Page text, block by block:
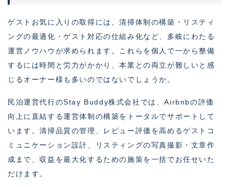
ゲストお気に入りの取得には、清掃体制の構築・リスティ
ングの最適化・ゲスト対応の仕組み化など、多岐にわたる
運営ノウハウが求められます。これらを個人で一から整備
するには時間と労力がかかり、本業との両立が難しいと感
じるオーナー様も多いのではないでしょうか。
民泊運営代行のStay Buddy株式会社では、Airbnbの評価
向上に直結する運営体制の構築をトータルでサポートして
います。清掃品質の管理、レビュー評価を高めるゲストコ
ミュニケーション設計、リスティングの写真撮影・文章作
成まで、収益を最大化するための施策を一括でお任せいた
だけます。